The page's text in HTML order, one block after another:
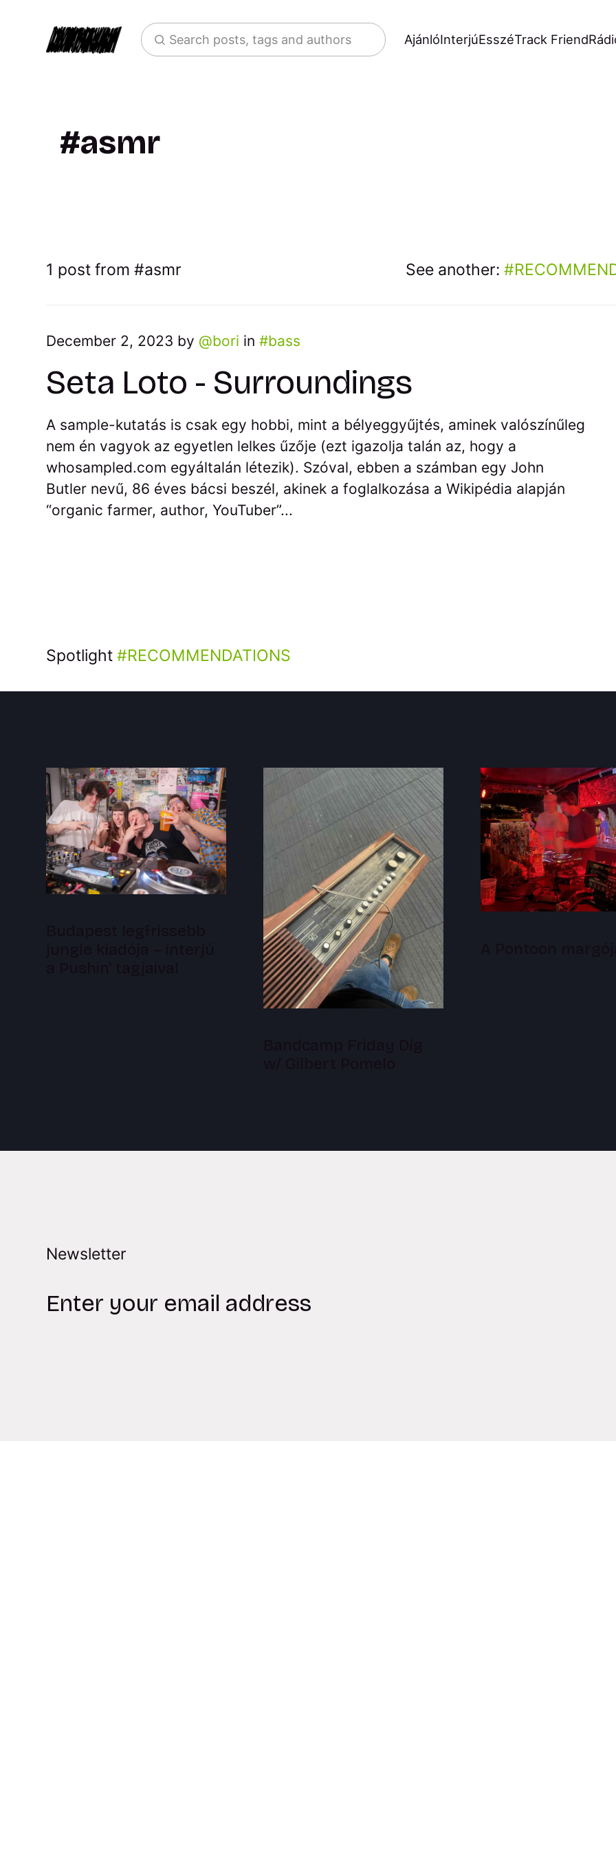
Search posts, tags and authors AjánlóInterjúEsszéTrack Friend
asmr
1 post from asmr See another:
December 2, 2023 by bori in bass
Seta Loto - Surroundings
A sample-kutatás is csak egy hobbi, mint a bélyeggyűjtés, aminek valószínűleg
nem én vagyok az egyetlen lelkes űzője (ezt igazolja talán az, hogy a
whosampled.com egyáltalán létezik). Szóval, ebben a számban egy John
Butler nevű, 86 éves bácsi beszél, akinek a foglalkozása a Wikipédia alapján
“organic farmer, author, YouTuber”...
Spotlight RECOMMENDATIONS
Newsletter